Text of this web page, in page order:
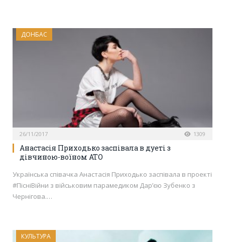
ДОНБАС
26/11/2017 1309
Анастасія Приходько заспівала в дуеті з
дівчиною-воїном АТО
Українська співачка Анастасія Приходько заспівала в проекті
#ПісніВійни з військовим парамедиком Дар’єю Зубенко з
Чернігова.…
КУЛЬТУРА